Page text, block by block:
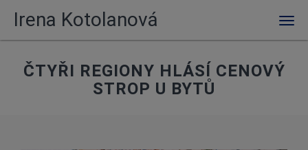
Irena Kotolanová
ČTYŘI REGIONY HLÁSÍ CENOVÝ
STROP U BYTŮ